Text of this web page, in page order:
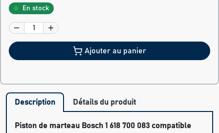
En stock
Ajouter au panier
Description Détails du produit
Piston de marteau Bosch 1 618 700 083 compatible